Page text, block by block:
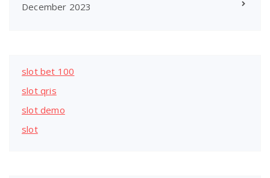
December 2023
slot bet 100
slot qris
slot demo
slot